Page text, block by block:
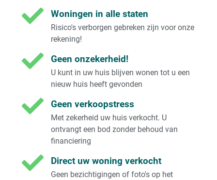
Woningen in alle staten
Risico's verborgen gebreken zijn voor onze
rekening!
Geen onzekerheid!
U kunt in uw huis blijven wonen tot u een
nieuw huis heeft gevonden
Geen verkoopstress
Met zekerheid uw huis verkocht. U
ontvangt een bod zonder behoud van
financiering
Direct uw woning verkocht
Geen bezichtigingen of foto's op het